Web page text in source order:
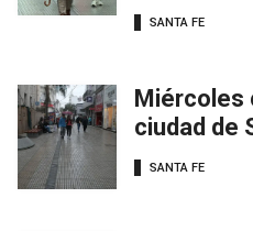
SANTA FE
Miércoles
ciudad de
SANTA FE